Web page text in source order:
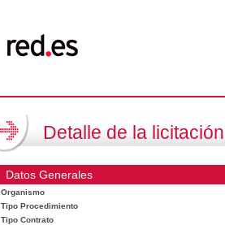
Detalle de la licitación
Datos Generales
Organismo
Tipo Procedimiento
Tipo Contrato